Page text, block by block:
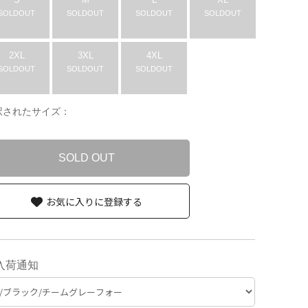
SOLDOUT SOLDOUT SOLDOUT
2XL 3XL
SOLDOUT
4XL
SOLDOUT
れたサイズ：
SOLD OUT
荷通知
お気に入りに登録する